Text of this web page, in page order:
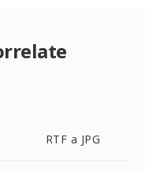
RTF a JPG